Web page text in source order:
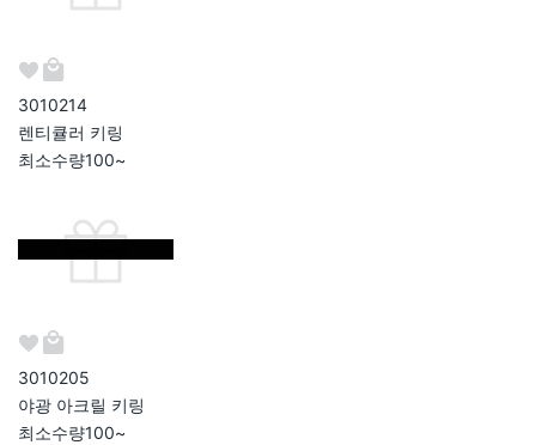
3010214
렌티큘러 키링
최소수량100~
3010205
야광 아크릴 키링
최소수량100~